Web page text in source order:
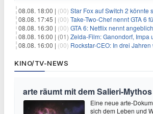
08.08. 18:00 | (00) Star Fox auf Switch 2 könnte
08.08. 17:45 | (00) Take-Two-Chef nennt GTA 6 für 80 Euro ein
08.08. 16:30 | (00) GTA 6: Netflix nennt angeblich Laufzeit der
08.08. 16:00 | (01) Zelda-Film: Ganondorf, Impa und
08.08. 16:00 | (00) Rockstar-CEO: In drei Jahren
KINO/TV-NEWS
arte räumt mit dem Salieri-
Eine neue arte-
sich dem Leben und